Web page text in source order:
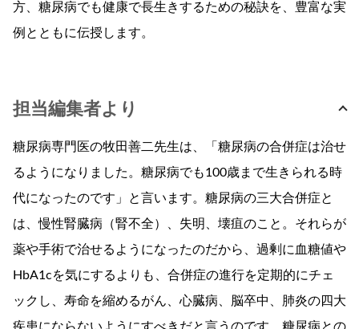
方、糖尿病でも健康で長生きするための秘訣を、豊富な実
例とともに伝授します。
担当編集者より
糖尿病専門医の牧田善二先生は、「糖尿病の合併症は治せ
るようになりました。糖尿病でも100歳まで生きられる時
代になったのです」と言います。糖尿病の三大合併症と
は、慢性腎臓病（腎不全）、失明、壊疽のこと。それらが
薬や手術で治せるようになったのだから、過剰に血糖値や
HbA1cを気にするよりも、合併症の進行を定期的にチェ
ックし、寿命を縮めるがん、心臓病、脳卒中、肺炎の四大